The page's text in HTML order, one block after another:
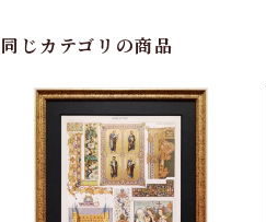
同じカテゴリの商品